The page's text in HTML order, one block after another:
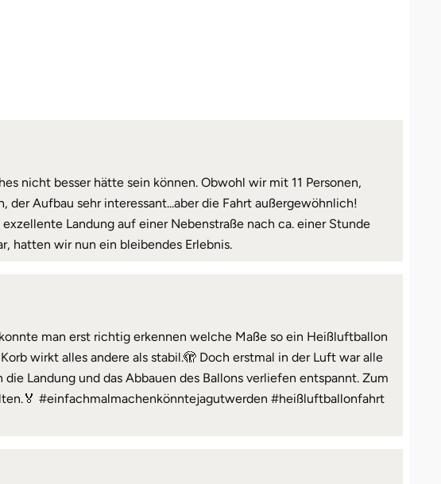
nicht besser hätte sein können. Obwohl wir mit 11 Personen,
Aufbau sehr interessant...aber die Fahrt außergewöhnlich!
Landung auf einer Nebenstraße nach ca. einer Stunde
hatten wir nun ein bleibendes Erlebnis.
man erst richtig erkennen welche Maße so ein Heißluftballon
wirkt alles andere als stabil.🫣 Doch erstmal in der Luft war alle
Landung und das Abbauen des Ballons verliefen entspannt. Zum
#einfachmalmachenkönntejagutwerden #heißluftballonfahrt